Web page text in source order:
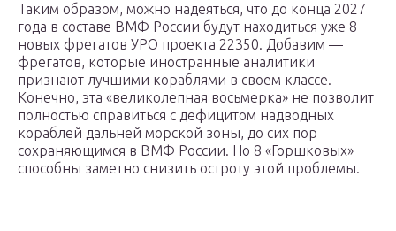
Таким образом, можно надеяться, что до конца 2027
года в составе ВМФ России будут находиться уже 8
новых фрегатов УРО проекта 22350. Добавим —
фрегатов, которые иностранные аналитики
признают лучшими кораблями в своем классе.
Конечно, эта «великолепная восьмерка» не позволит
полностью справиться с дефицитом надводных
кораблей дальней морской зоны, до сих пор
сохраняющимся в ВМФ России. Но 8 «Горшковых»
способны заметно снизить остроту этой проблемы.